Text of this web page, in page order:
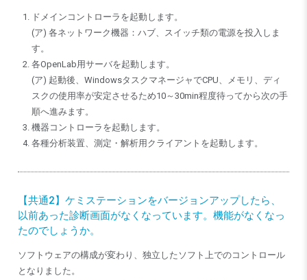
ドメインコントローラを起動します。
(ア) 各ネットワーク機器：ハブ、スイッチ類の電源を投入しま
す。
各OpenLab用サーバを起動します。
(ア) 起動後、WindowsタスクマネージャでCPU、メモリ、ディ
スクの使用率が安定させるため10～30min程度待ってから次の手
順へ進みます。
機器コントローラを起動します。
各種分析装置、測定・解析用クライアントを起動します。
【共通2】ケミステーションをバージョンアップしたら、
以前あった診断画面がなくなっています。機能がなくなっ
たのでしょうか。
ソフトウェアの構成が変わり、独立したソフト上でのコントロール
となりました。